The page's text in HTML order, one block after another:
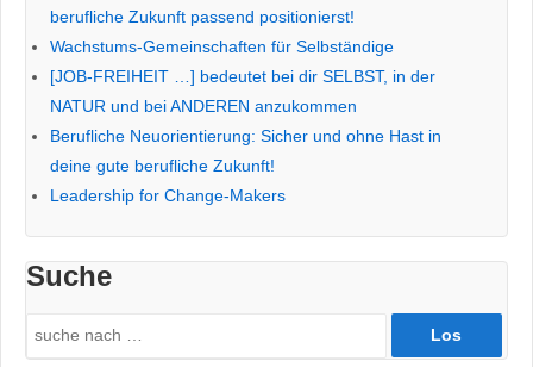
berufliche Zukunft passend positionierst!
Wachstums-Gemeinschaften für Selbständige
[JOB-FREIHEIT …] bedeutet bei dir SELBST, in der
NATUR und bei ANDEREN anzukommen
Berufliche Neuorientierung: Sicher und ohne Hast in
deine gute berufliche Zukunft!
Leadership for Change-Makers
Suche
Search
for: